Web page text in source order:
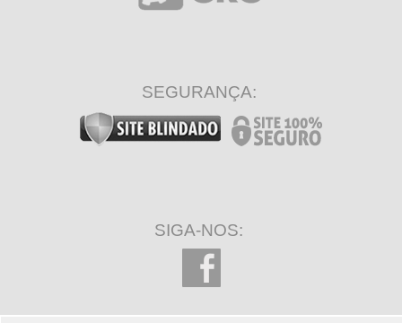
SEGURANÇA:
SIGA-NOS: